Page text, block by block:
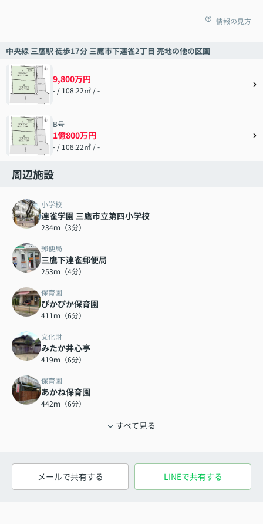
情報の見方
中央線 三鷹駅 徒歩17分 三鷹市下連雀2丁目 売地の他の区画
9,800万円
- / 108.22㎡ / -
B号
1億800万円
- / 108.22㎡ / -
周辺施設
小学校
連雀学園 三鷹市立第四小学校
234ｍ（3分）
郵便局
三鷹下連雀郵便局
253ｍ（4分）
保育園
ぴかぴか保育園
411ｍ（6分）
文化財
みたか井心亭
419ｍ（6分）
保育園
あかね保育園
442ｍ（6分）
すべて見る
メールで共有する LINEで共有する